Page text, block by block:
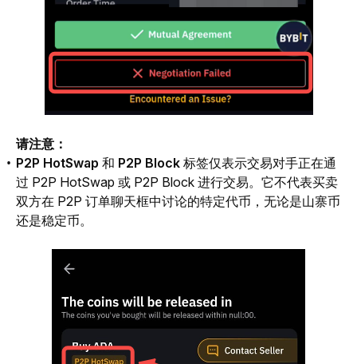
请注意：
P2P HotSwap 和 P2P Block 标签仅表示交易对手正在通
过 P2P HotSwap 或 P2P Block 进行交易。它不代表买卖
双方在 P2P 订单聊天框中讨论的特定代币，无论是山寨币
还是稳定币。